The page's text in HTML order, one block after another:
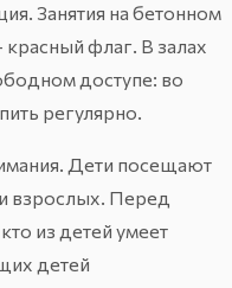
Занятия на бетонном
флаг. В залах
доступе: во
регулярно.
Дети посещают
взрослых. Перед
из детей умеет
детей